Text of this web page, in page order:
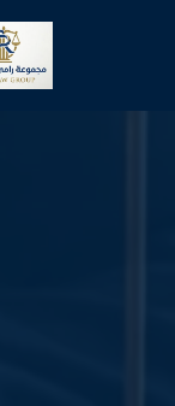
إلى